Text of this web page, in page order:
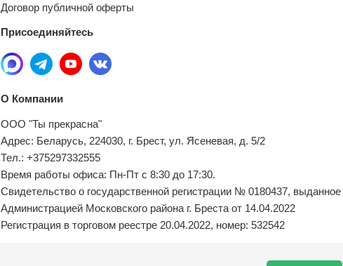
Договор публичной оферты
Присоединяйтесь
О Компании
ООО "Ты прекрасна"
Адрес: Беларусь, 224030, г. Брест, ул. Ясеневая, д. 5/2
Тел.: +375297332555
Время работы офиса: Пн-Пт с 8:30 до 17:30.
Свидетельство о государственной регистрации № 0180437, выданное
Администрацией Московского района г. Бреста от 14.04.2022
Регистрация в торговом реестре 20.04.2022, номер: 532542
Местный исполнительный орган по обращениям покупателей: